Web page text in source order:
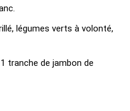
légumes verts à volonté,
tranche de jambon de